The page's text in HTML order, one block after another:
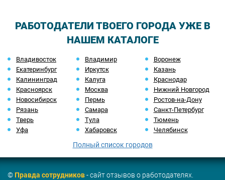
РАБОТОДАТЕЛИ ТВОЕГО ГОРОДА УЖЕ В
НАШЕМ КАТАЛОГЕ
Владивосток Владимир
Воронеж
Екатеринбург
Иркутск
Казань
Калининград
Калуга
Краснодар
Красноярск
Москва
Нижний Новгород
Новосибирск
Пермь
Ростов-на-Дону
Рязань
Самара
Санкт-Петербург
Тверь
Тула
Тюмень
Уфа
Хабаровск Челябинск
Полный список городов
©Правда сотрудников- сайт отзывов о работодателях.